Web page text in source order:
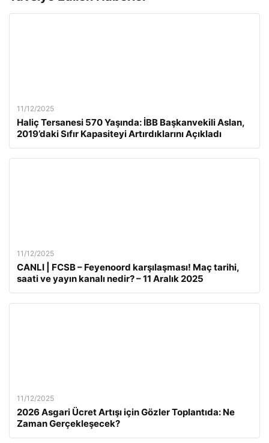
11/12/2025
Haliç Tersanesi 570 Yaşında: İBB Başkanvekili Aslan,
2019’daki Sıfır Kapasiteyi Artırdıklarını Açıkladı
11/12/2025
CANLI | FCSB – Feyenoord karşılaşması! Maç tarihi,
saati ve yayın kanalı nedir? – 11 Aralık 2025
11/12/2025
2026 Asgari Ücret Artışı için Gözler Toplantıda: Ne
Zaman Gerçekleşecek?